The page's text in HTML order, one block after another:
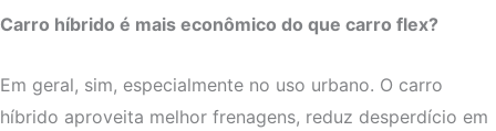
Carro híbrido é mais econômico do que carro flex?
Em geral, sim, especialmente no uso urbano. O carro
híbrido aproveita melhor frenagens, reduz desperdício em